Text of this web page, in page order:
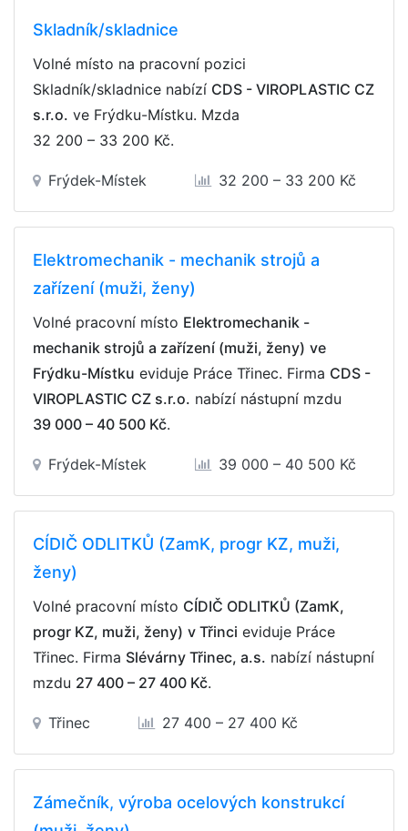
Skladník/skladnice
Volné místo na pracovní pozici
Skladník/skladnice nabízí CDS - VIROPLASTIC CZ
s.r.o. ve Frýdku-Místku. Mzda
32 200 – 33 200 Kč.
Frýdek-Místek 32 200 – 33 200 Kč
Elektromechanik - mechanik strojů a
zařízení (muži, ženy)
Volné pracovní místo Elektromechanik -
mechanik strojů a zařízení (muži, ženy) ve
Frýdku-Místku eviduje Práce Třinec. Firma CDS -
VIROPLASTIC CZ s.r.o. nabízí nástupní mzdu
39 000 – 40 500 Kč.
Frýdek-Místek 39 000 – 40 500 Kč
CÍDIČ ODLITKŮ (ZamK, progr KZ, muži,
ženy)
Volné pracovní místo CÍDIČ ODLITKŮ (ZamK,
progr KZ, muži, ženy) v Třinci eviduje Práce
Třinec. Firma Slévárny Třinec, a.s. nabízí nástupní
mzdu 27 400 – 27 400 Kč.
Třinec 27 400 – 27 400 Kč
Zámečník, výroba ocelových konstrukcí